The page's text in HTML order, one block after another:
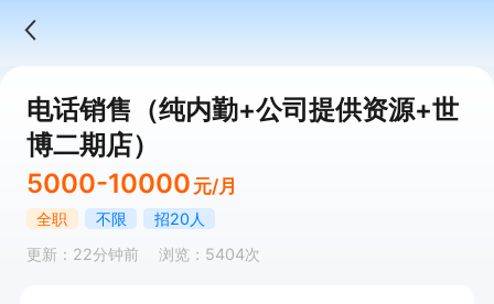
电话销售（纯内勤+公司提供资源+世
博二期店）
5000-10000 元/月
全职 不限
招20人
更新：22分钟前
浏览：5404次